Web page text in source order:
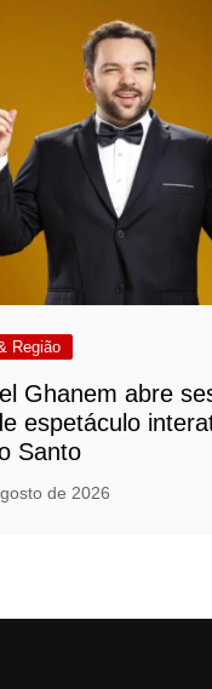
Região
Ghanem abre
espetáculo
Santo
de 2026